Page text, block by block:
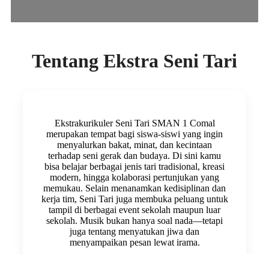
Tentang Ekstra Seni Tari
Ekstrakurikuler Seni Tari SMAN 1 Comal
merupakan tempat bagi siswa-siswi yang ingin
menyalurkan bakat, minat, dan kecintaan
terhadap seni gerak dan budaya. Di sini kamu
bisa belajar berbagai jenis tari tradisional, kreasi
modern, hingga kolaborasi pertunjukan yang
memukau. Selain menanamkan kedisiplinan dan
kerja tim, Seni Tari juga membuka peluang untuk
tampil di berbagai event sekolah maupun luar
sekolah. Musik bukan hanya soal nada—tetapi
juga tentang menyatukan jiwa dan
menyampaikan pesan lewat irama.